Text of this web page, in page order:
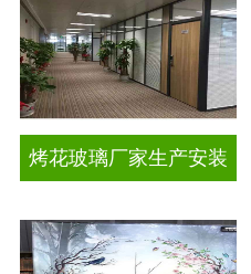
烤花玻璃厂家生产安装